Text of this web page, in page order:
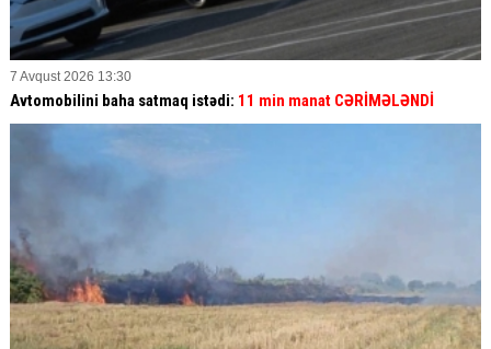
7 Avqust 2026 13:30
Avtomobilini baha satmaq istədi: 11 min manat CƏRİMƏLƏNDİ